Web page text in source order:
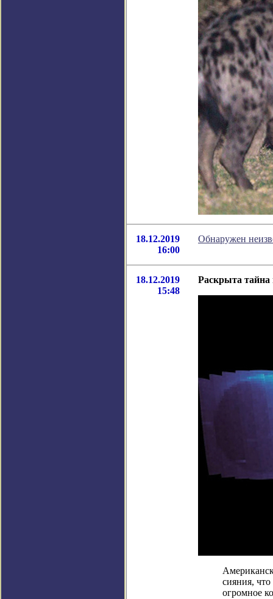
18.12.2019
16:00
Обнаружен
18.12.2019
15:48
Раскрыта тайна
сияния,
огромное